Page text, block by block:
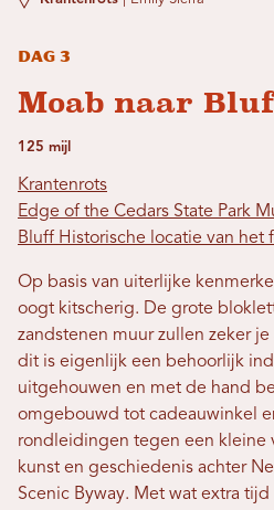
Dag 3
Moab naar
125 mijl
Krantenrots
Edge of the Cedars State Park
Bluff Historische locatie van het
Op basis van uiterlijke
oogt kitscherig. De grote
zandstenen muur zullen zeker
dit is eigenlijk een behoorlijk
uitgehouwen en met de hand
omgebouwd tot cadeauwinkel
rondleidingen tegen een kleine
kunst en geschiedenis achter
Scenic Byway. Met wat extra